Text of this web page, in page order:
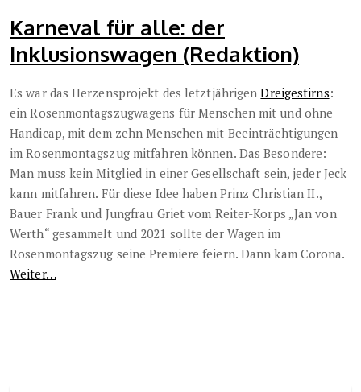
Karneval für alle: der
Inklusionswagen (Redaktion)
Es war das Herzensprojekt des letztjährigenDreigestirns:
ein Rosenmontagszugwagens für Menschen mit und ohne
Handicap, mit dem zehn Menschen mit Beeinträchtigungen
im Rosenmontagszug mitfahren können. Das Besondere:
Man muss kein Mitglied in einer Gesellschaft sein, jeder Jeck
kann mitfahren. Für diese Idee haben Prinz Christian II.,
Bauer Frank und Jungfrau Griet vom Reiter-Korps „Jan von
Werth“ gesammelt und 2021 sollte der Wagen im
Rosenmontagszug seine Premiere feiern. Dann kam Corona.
Weiter…